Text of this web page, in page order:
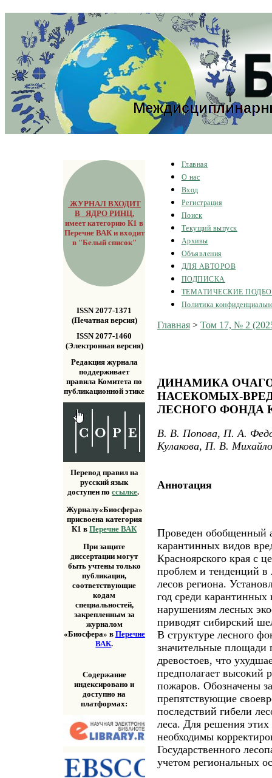
ЖУРНАЛ ВХОДИТ
В ЯДРО РИНЦ,
имеет категорию К1 в
Перечне ВАК и входит
в "Белый список"
ISSN 2077-1371
(Печатная версия)
ISSN 2077-1460
(Электронная версия)
Редакция журнала
поддерживает
правила Комитета по
публикационной этике
Перевод правил на
русский язык
доступен поссылке.
Журналу«Биосфера»
присвоена категория
К1 вПеречне ВАК
При защите
диссертации могут
быть учтены только
публикации,
соответствующие
кодам
специальностей,
закрепленным за
журналом
«Биосфера» в Перечне
ВАК.
Содержание
индексировано и
доступно на
платформах:
Главная
О нас
Вход
Регистрация
Поиск
Текущий выпуск
Архивы
Объявления
ДЛЯ АВТОРОВ
ПОДПИСКА
ТЕМАТИЧЕСКИЕ
Политика
Главная> Том 17, № 2
ДИНАМИКА
НАСЕКОМЫХ-
ЛЕСНОГО ФОНДА
В. В. Попова, П. А.
Кулакова, П. В.
Аннотация
Проведен обобщенный
карантинных видов
Красноярского края с
проблем и тенденций в
лесов региона.
год среди
нарушениям лесных
приводят сибирский
В структуре лесного
значительные
древостоев, что
предполагает высокий
пожаров. Обозначены
препятствующие
последствий гибели
леса. Для решения
необходимы
Государственного
учетом региональных